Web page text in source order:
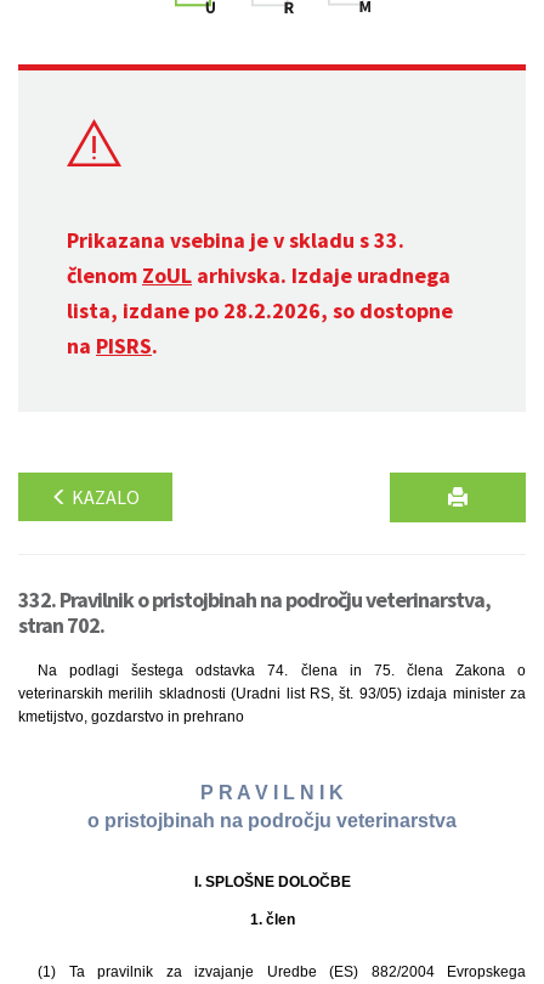
Prikazana vsebina je v skladu s 33.
členom ZoUL arhivska. Izdaje uradnega
lista, izdane po 28.2.2026, so dostopne
na PISRS.
KAZALO
332. Pravilnik o pristojbinah na področju veterinarstva,
stran 702.
Na podlagi šestega odstavka 74. člena in 75. člena Zakona o
veterinarskih merilih skladnosti (Uradni list RS, št. 93/05) izdaja minister za
kmetijstvo, gozdarstvo in prehrano
P R A V I L N I K
o pristojbinah na področju veterinarstva
I. SPLOŠNE DOLOČBE
1. člen
(1) Ta pravilnik za izvajanje Uredbe (ES) 882/2004 Evropskega